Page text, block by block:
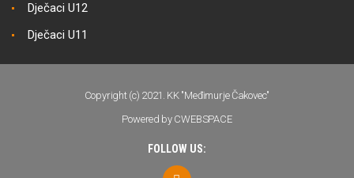
Dječaci U12
Dječaci U11
Copyright (c) 2021. KK "Međimurje Čakovec"
Powered by CWEBSPACE
FOLLOW US: